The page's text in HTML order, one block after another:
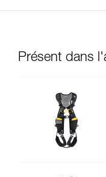
Présent dans